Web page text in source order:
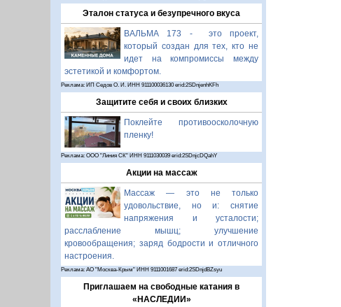
Эталон статуса и безупречного вкуса
ВАЛЬМА 173 - это проект,
который создан для тех, кто не
идет на компромиссы между
эстетикой и комфортом.
Реклама: ИП Седов О. И. ИНН 911100036130 erid:2SDnjenhKFh
Защитите себя и своих близких
Поклейте противоосколочную
пленку!
Реклама: ООО "Линия СК" ИНН 9111030039 erid:2SDnjcDQahY
Акции на массаж
Массаж — это не только
удовольствие, но и: снятие
напряжения и усталости;
расслабление мышц; улучшение
кровообращения; заряд бодрости и отличного
настроения.
Реклама: АО "Москва-Крым" ИНН 9111001687 erid:2SDnjdBZsyu
Приглашаем на свободные катания в
«НАСЛЕДИИ»